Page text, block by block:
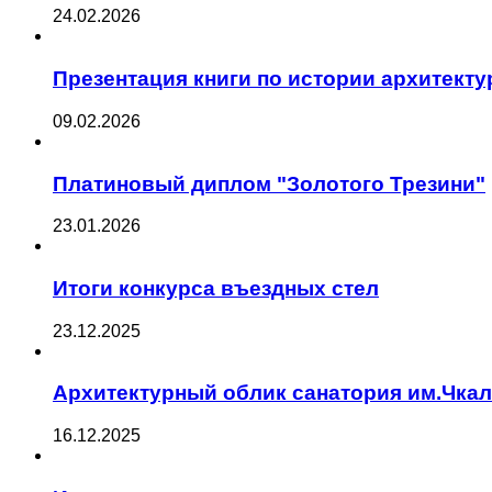
24.02.2026
Презентация книги по истории
09.02.2026
Платиновый диплом "Золотого Трезини"
23.01.2026
Итоги конкурса въездных стел
23.12.2025
Архитектурный облик санатория
16.12.2025